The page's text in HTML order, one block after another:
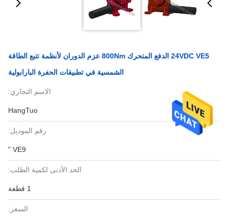
24VDC VE5 الدفع المتحرك 800Nm عزم الدوران لأنظمة تتبع الطاقة
الشمسية في تطبيقات الحفرة البارابولية
الاسم التجاري:
HangTuo
رقم الموديل:
VE9 "
الحد الأدنى لكمية الطلب:
السعر: